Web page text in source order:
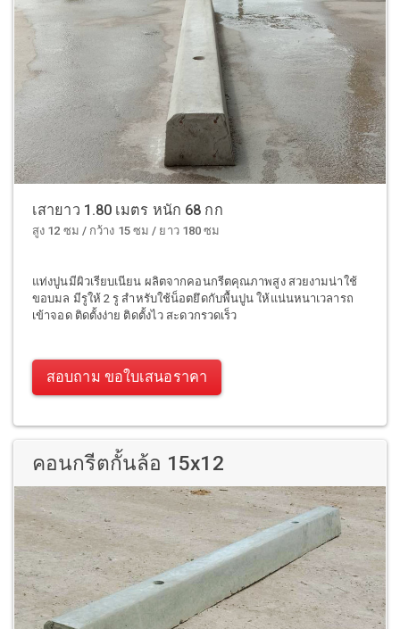
เสายาว 1.80 เมตร หนัก 68 กก
สูง 12 ซม / กว้าง 15 ซม / ยาว 180 ซม
แท่งปูนมีผิวเรียบเนียน ผลิตจากคอนกรีตคุณภาพสูง สวยงามน่าใช้
ขอบมล มีรูให้ 2 รู สำหรับใช้น็อตยึดกับพื้นปูน ให้แน่นหนาเวลารถ
เข้าจอด ติดตั้งง่าย ติดตั้งไว สะดวกรวดเร็ว
สอบถาม ขอใบเสนอราคา
คอนกรีตกั้นล้อ 15x12